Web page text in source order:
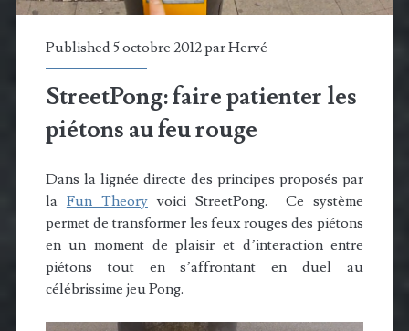
Published 5 octobre 2012 parHervé
StreetPong: faire patienter les
piétons au feu rouge
Dans la lignée directe des principes proposés par
la Fun Theoryvoici StreetPong. Ce système
permet de transformer les feux rouges des piétons
en un moment de plaisir et d’interaction entre
piétons tout en s’affrontant en duel au
célébrissime jeu Pong.